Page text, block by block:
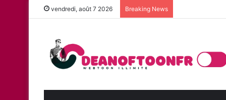
vendredi, août 7 2026 Breaking News